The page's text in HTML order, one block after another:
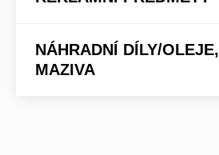
NÁHRADNÍ DÍLY/OLEJE,
MAZIVA